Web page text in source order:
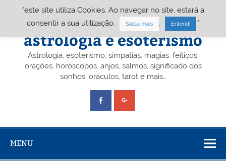
Portal A&E – Portal
astrologia e esoterismo
Astrologia, esoterismo, simpatias, magias, feitiços,
orações, horóscopos, anjos, salmos, significado dos
sonhos, oráculos, tarot e mais…
MENU
"este site utiliza Cookies. Ao navegar no site, estará a
consentir a sua utilização.
Saiba mais Entendi ."